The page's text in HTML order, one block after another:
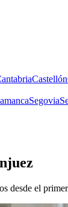
Castellón
Segovia
desde el